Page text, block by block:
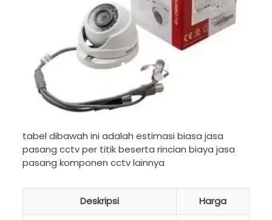
tabel dibawah ini adalah estimasi biasa jasa
pasang cctv per titik beserta rincian biaya jasa
pasang komponen cctv lainnya
Deskripsi Harga